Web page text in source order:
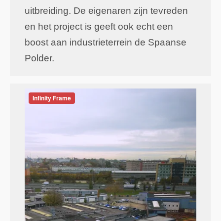
uitbreiding. De eigenaren zijn tevreden
en het project is geeft ook echt een
boost aan industrieterrein de Spaanse
Polder.